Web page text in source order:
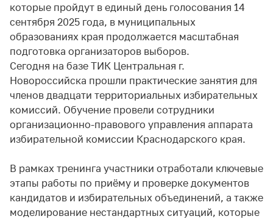
которые пройдут в единый день голосования 14
сентября 2025 года, в муниципальных
образованиях края продолжается масштабная
подготовка организаторов выборов.
Сегодня на базе ТИК Центральная г.
Новороссийска прошли практические занятия для
членов двадцати территориальных избирательных
комиссий. Обучение провели сотрудники
организационно-правового управления аппарата
избирательной комиссии Краснодарского края.
В рамках тренинга участники отработали ключевые
этапы работы по приёму и проверке документов
кандидатов и избирательных объединений, а также
моделирование нестандартных ситуаций, которые